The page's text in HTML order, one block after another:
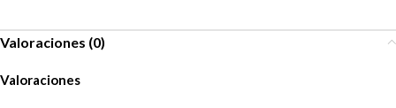
Valoraciones (0)
Valoraciones